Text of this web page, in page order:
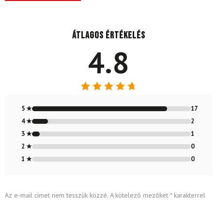
Átlagos értékelés
4.8
4.8/ 5
5 ★
17
4 ★
2
3 ★
1
2 ★
0
1 ★
0
Az e-mail címet nem tesszük közzé. A kötelező mezőket *karakterrel